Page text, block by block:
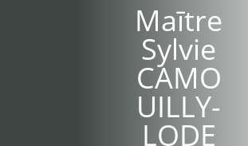
Maītre
Sylvie
CAMO
UILLY-
LODE